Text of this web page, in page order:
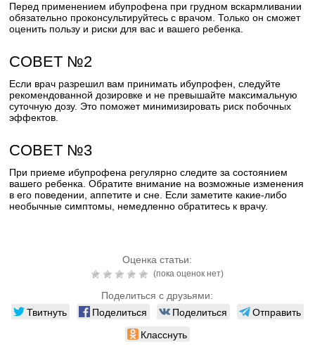
Перед применением ибупрофена при грудном вскармливании
обязательно проконсультируйтесь с врачом. Только он сможет
оценить пользу и риски для вас и вашего ребенка.
СОВЕТ №2
Если врач разрешил вам принимать ибупрофен, следуйте
рекомендованной дозировке и не превышайте максимальную
суточную дозу. Это поможет минимизировать риск побочных
эффектов.
СОВЕТ №3
При приеме ибупрофена регулярно следите за состоянием
вашего ребенка. Обратите внимание на возможные изменения
в его поведении, аппетите и сне. Если заметите какие-либо
необычные симптомы, немедленно обратитесь к врачу.
Оценка статьи:
(пока оценок нет)
Поделиться с друзьями:
Твитнуть Поделиться Поделиться
Отправить
Класснуть